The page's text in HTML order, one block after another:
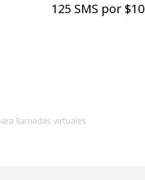
125 SMS por ⁦$10⁩
llamadas virtuales